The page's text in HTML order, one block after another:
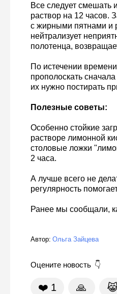
Все следует смешать
раствор на 12 часов.
с жирными пятнами и
нейтрализует
полотенца,
По истечении
прополоскать
их нужно постирать
Полезные советы:
Особенно стойкие
растворе лимонной
столовые ложки
2 часа.
А лучше всего не
регулярность
Ранее мы сообщали,
Автор: Ольга Зайцева
Оцените новость
❤️ 1 🙏